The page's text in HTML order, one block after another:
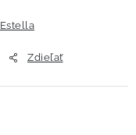
Estella
Zdieľať